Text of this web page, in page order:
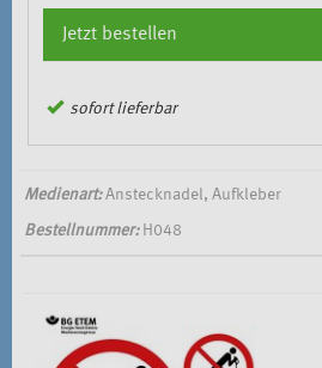
Jetzt bestellen
sofort lieferbar
Medienart:Anstecknadel, Aufkleber
Bestellnummer:H048